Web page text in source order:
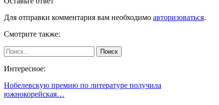
Для отправки комментария вам необходимо авторизоваться.
Смотрите также:
Интересное:
Нобелевскую премию по литературе получила
южнокорейская…